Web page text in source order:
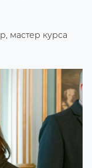
мастер курса